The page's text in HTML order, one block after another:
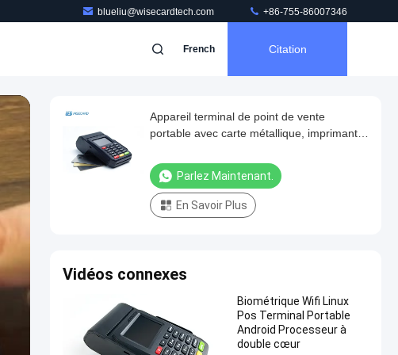
blueliu@wisecardtech.com +86-755-86007346
French Citation
Appareil terminal de point de vente
portable avec carte métallique, imprimante
Parlez Maintenant.
En Savoir Plus
Vidéos connexes
Biométrique Wifi Linux
Pos Terminal Portable
Android Processeur à
double cœur